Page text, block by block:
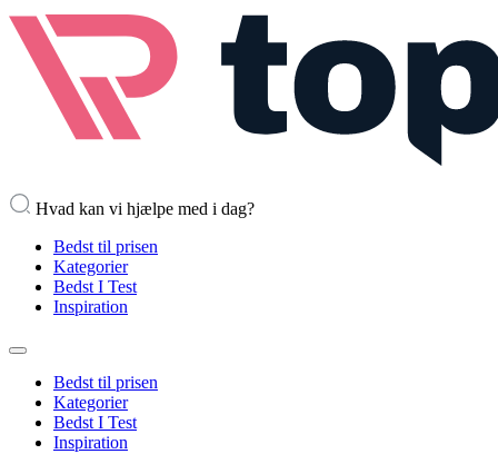
Hvad kan vi hjælpe med i dag?
Bedst til prisen
Kategorier
Bedst I Test
Inspiration
Bedst til prisen
Kategorier
Bedst I Test
Inspiration